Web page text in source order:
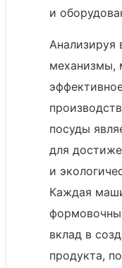
и
Анализируя
механизмы,
посуды
для
и
Каждая
вклад в
продукта,